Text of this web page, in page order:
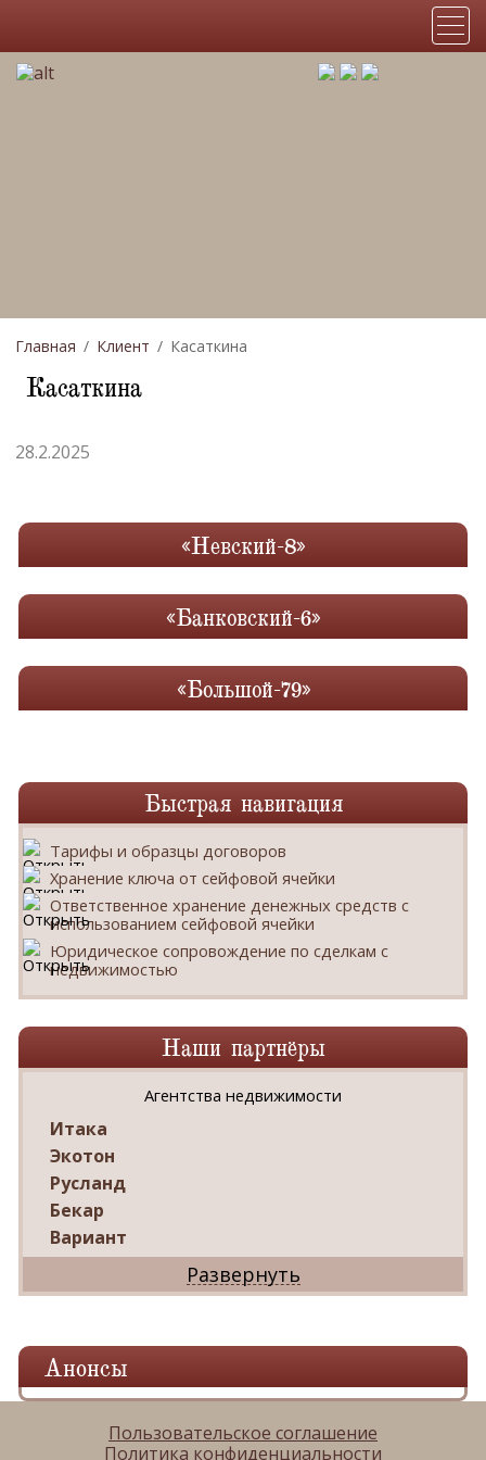
«Невский-8»
«Банковский-6»
«Большой-79»
Главная Клиент Касаткина
Касаткина
28.2.2025
Быстрая навигация
Тарифы и образцы договоров
Хранение ключа от сейфовой ячейки
Ответственное хранение денежных средств с
использованием сейфовой ячейки
Юридическое сопровождение по сделкам с
недвижимостью
Наши партнёры
Агентства недвижимости
Итака
Экотон
Русланд
Бекар
Вариант
Дриада
Реал
Ваш Дом
Александр
Мир квартир
Панорама
Анонсы
Пользовательское соглашение
Политика конфиденциальности